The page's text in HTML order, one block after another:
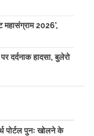
2026’,
दर्दनाक हादसा, बुलेरो
पोर्टल पुनः खोलने के